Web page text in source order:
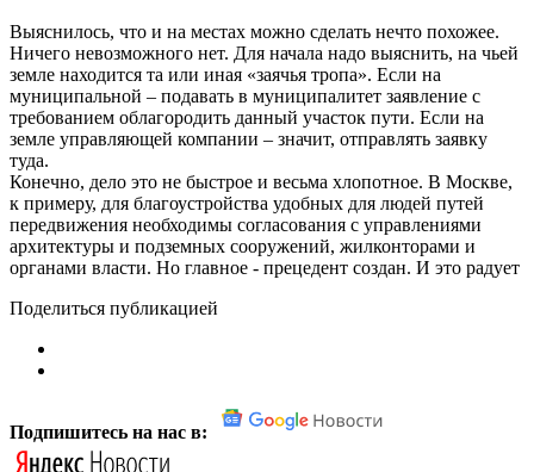
Выяснилось, что и на местах можно сделать нечто похожее.
Ничего невозможного нет. Для начала надо выяснить, на чьей
земле находится та или иная «заячья тропа». Если на
муниципальной – подавать в муниципалитет заявление с
требованием облагородить данный участок пути. Если на
земле управляющей компании – значит, отправлять заявку
туда.
Конечно, дело это не быстрое и весьма хлопотное. В Москве,
к примеру, для благоустройства удобных для людей путей
передвижения необходимы согласования с управлениями
архитектуры и подземных сооружений, жилконторами и
органами власти. Но главное - прецедент создан. И это радует
Поделиться публикацией
Подпишитесь на нас в: